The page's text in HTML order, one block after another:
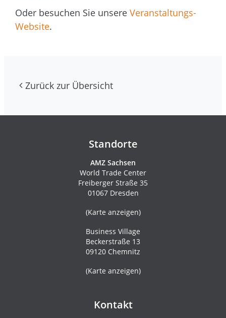
Oder besuchen Sie unsere Veranstaltungs-
Website.
Zurück zur Übersicht
Standorte
AMZ Sachsen
World Trade Center
Freiberger Straße 35
01067 Dresden
(Karte anzeigen)
Business Village
Beckerstraße 13
09120 Chemnitz
(Karte anzeigen)
Kontakt